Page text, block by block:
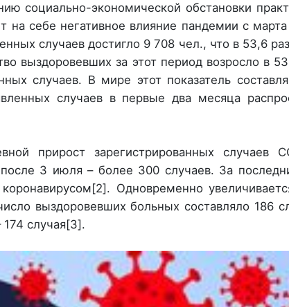
социально-экономической обстановки
на себе негативное влияние пандемии с
случаев достигло 9 708 чел., что в 53,6
выздоровевших за этот период возросло в
случаев. В мире этот показатель
случаев в первые два месяца
прирост зарегистрированных случаев
3 июля – более 300 случаев. За
Одновременно
выздоровевших больных составляло 186
случая[3].